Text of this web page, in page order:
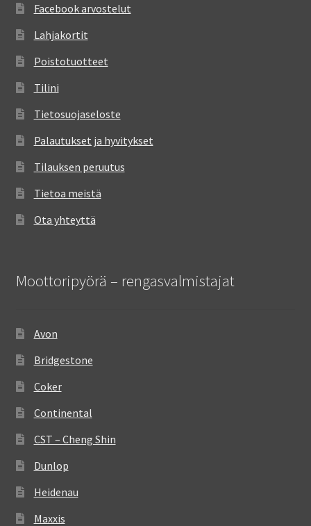
Facebook arvostelut
Lahjakortit
Poistotuotteet
Tilini
Tietosuojaseloste
Palautukset ja hyvitykset
Tilauksen peruutus
Tietoa meistä
Ota yhteyttä
Moottoripyörä – rengasvalmistajat
Avon
Bridgestone
Coker
Continental
CST – Cheng Shin
Dunlop
Heidenau
Maxxis